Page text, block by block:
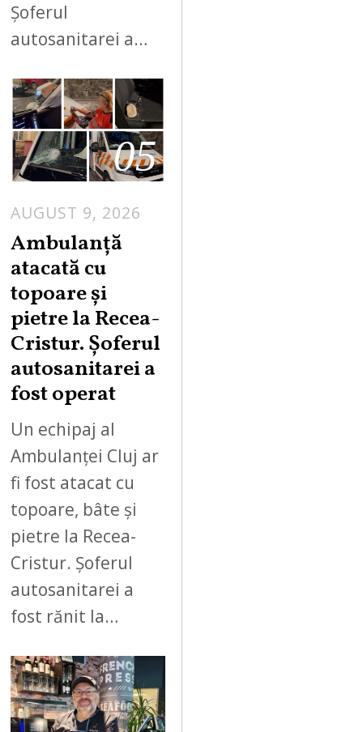
Șoferul
autosanitarei a…
05
AUGUST 9, 2026
Ambulanță
atacată cu
topoare și
pietre la Recea-
Cristur. Șoferul
autosanitarei a
fost operat
Un echipaj al
Ambulanței Cluj ar
fi fost atacat cu
topoare, bâte și
pietre la Recea-
Cristur. Șoferul
autosanitarei a
fost rănit la…